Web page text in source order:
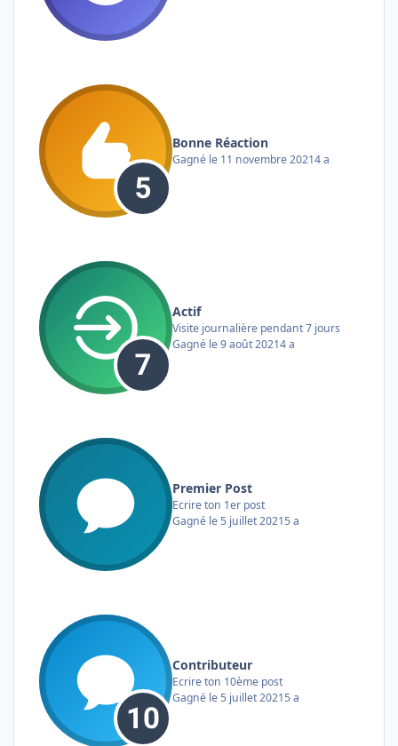
Bonne Réaction
Gagné le 11 novembre 20214 a
Actif
Visite journalière pendant 7 jours
Gagné le 9 août 20214 a
Premier Post
Ecrire ton 1er post
Gagné le 5 juillet 20215 a
Contributeur
Ecrire ton 10ème post
Gagné le 5 juillet 20215 a